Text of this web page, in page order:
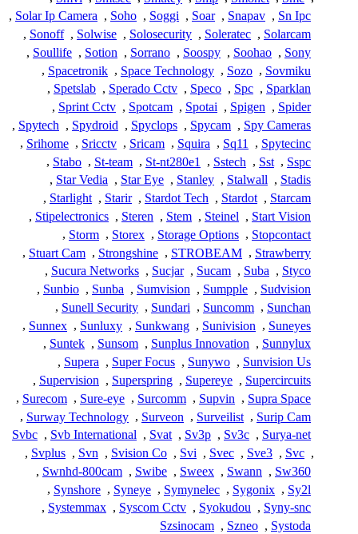
Sn Ipc
,
Snapav
,
Soar
,
Soggi
,
Soho
,
Solar Ip Camera
,
Solarcam
,
Soleratec
,
Solosecurity
,
Solwise
,
Sonoff
,
Sony
,
Soohao
,
Soospy
,
Sorrano
,
Sotion
,
Soullife
,
Sovmiku
,
Sozo
,
Space Technology
,
Spacetronik
,
Sparklan
,
Spc
,
Speco
,
Sperado Cctv
,
Spetslab
,
Spider
,
Spigen
,
Spotai
,
Spotcam
,
Sprint Cctv
,
Spy Cameras
,
Spycam
,
Spyclops
,
Spydroid
,
Spytech
,
Spytecinc
,
Sq11
,
Squira
,
Sricam
,
Sricctv
,
Srihome
,
Sspc
,
Sst
,
Sstech
,
St-nt280e1
,
St-team
,
Stabo
,
Stadis
,
Stalwall
,
Stanley
,
Star Eye
,
Star Vedia
,
Starcam
,
Stardot
,
Stardot Tech
,
Starir
,
Starlight
,
Start Vision
,
Steinel
,
Stem
,
Steren
,
Stipelectronics
,
Stopcontact
,
Storage Options
,
Storex
,
Storm
,
Strawberry
,
STROBEAM
,
Strongshine
,
Stuart Cam
,
Styco
,
Suba
,
Sucam
,
Sucjar
,
Sucura Networks
,
Sudvision
,
Sumpple
,
Sumvision
,
Sunba
,
Sunbio
,
Sunchan
,
Suncomm
,
Sundari
,
Sunell Security
,
Suneyes
,
Sunivision
,
Sunkwang
,
Sunluxy
,
Sunnex
,
Sunnylux
,
Sunplus Innovation
,
Sunsom
,
Suntek
,
Sunvision Us
,
Sunywo
,
Super Focus
,
Supera
,
Supercircuits
,
Supereye
,
Superspring
,
Supervision
,
Supra Space
,
Supvin
,
Surcomm
,
Sure-eye
,
Surecom
,
Surip Cam
,
Surveilist
,
Surveon
,
Surway Technology
,
Surya-net
,
Sv3c
,
Sv3p
,
Svat
,
Svb International
,
Svbc
,
Svc
,
Sve3
,
Svec
,
Svi
,
Svision Co
,
Svn
,
Svplus
,
Sw360
,
Swann
,
Sweex
,
Swibe
,
Swnhd-800cam
,
Sy2l
,
Sygonix
,
Symynelec
,
Syneye
,
Synshore
,
Syny-snc
,
Syokudou
,
Syscom Cctv
,
Systemmax
,
Systoda
,
Szneo
,
Szsinocam